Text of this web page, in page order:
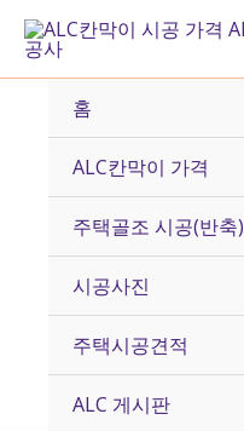
츠
홈
ALC칸막이 가격
주택골조 시공(반축)
시공사진
주택시공견적
ALC 게시판